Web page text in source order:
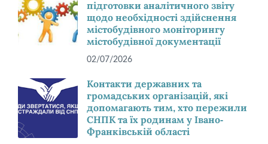
підготовки аналітичного звіту
щодо необхідності здійснення
містобудівного моніторингу
містобудівної документації
02/07/2026
Контакти державних та
громадських організацій, які
допомагають тим, хто пережили
СНПК та їх родинам у Івано-
Франківській області